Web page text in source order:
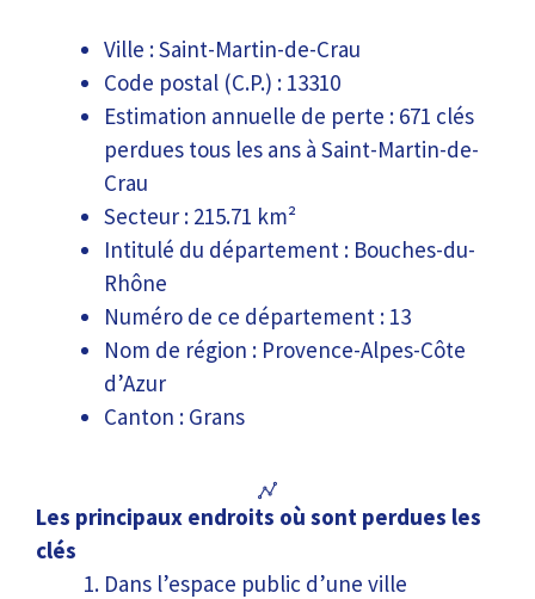
Ville : Saint-Martin-de-Crau
Code postal (C.P.) : 13310
Estimation annuelle de perte : 671 clés
perdues tous les ans à Saint-Martin-de-
Crau
Secteur : 215.71 km²
Intitulé du département : Bouches-du-
Rhône
Numéro de ce département : 13
Nom de région : Provence-Alpes-Côte
d’Azur
Canton : Grans
Les principaux endroits où sont perdues les
clés
Dans l’espace public d’une ville